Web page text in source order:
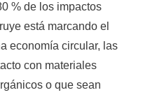
% de los impactos
está marcando el
economía circular, las
con materiales
o que sean